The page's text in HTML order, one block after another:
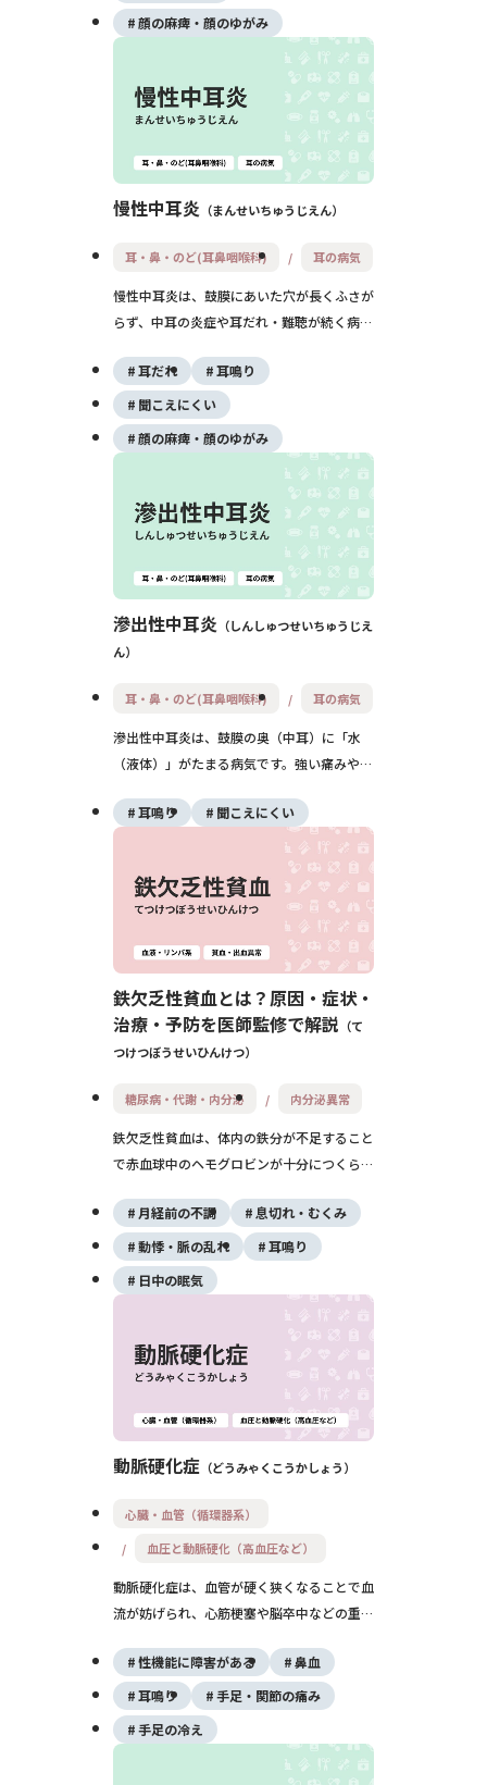
炎など重い合併症につながるため、手術によ
る治療が基本となります。
顔の麻痺・顔のゆがみ
慢性中耳炎 まんせいちゅうじえん
耳・鼻・のど(耳鼻咽喉科) 耳の病気
慢性中耳炎は、鼓膜にあいた穴が長くふさが
らず、中耳の炎症や耳だれ・難聴が続く病気
起こり、放置すると聞こえの低下や合併症の
リスクが高まります。適切な処置と手術治療
で改善が期待できます。
耳だれ
耳鳴り
聞こえにくい
顔の麻痺・顔のゆがみ
滲出性中耳炎
しんしゅつせいちゅうじえ
ん
耳・鼻・のど(耳鼻咽喉科) 耳の病気
滲出性中耳炎は、鼓膜の奥（中耳）に「水
（液体）」がたまる病気です。強い痛みや高
えにくさが続きます。特に子どもに多く、長
引くとことばの発達や学習に影響するため、
早めの受診と経過観察が大切です。
耳鳴り 聞こえにくい
鉄欠乏性貧血とは？原因・症状・
治療・予防を医師監修で解説
て
つけつぼうせいひんけつ
糖尿病・代謝・内分泌 内分泌異常
鉄欠乏性貧血は、体内の鉄分が不足すること
で赤血球中のヘモグロビンが十分につくられ
気です。特に月経のある女性や妊娠中の方に
多くみられますが、男性や高齢者でも消化管
からの出血や病気が原因で発症することがあ
ります。 初期は疲れやすさやだるさなどの
悸や息切れ、めまい、頭痛、爪や髪の変化、
氷を無性に食べたくなる異食症など、さまざ
性貧血は、鉄剤や食事療法によって改善が期
く、背景に子宮筋腫や消化管疾患などが隠れ
が大切です。 この記事では、鉄欠乏性貧血
の原因や症状、診断方法、治療法、予防法、
受診の目安まで詳しく解説します。
月経前の不調
息切れ・むくみ
動悸・脈の乱れ
耳鳴り
日中の眠気
動脈硬化症 どうみゃくこうかしょう
心臓・血管（循環器系）
血圧と動脈硬化（高血圧など）
動脈硬化症は、血管が硬く狭くなることで血
流が妨げられ、心筋梗塞や脳卒中などの重大
生活習慣病であり、早期発見と予防が重要で
す。食事や運動の見直し、必要に応じた薬物
療法が有効です。
性機能に障害がある
鼻血
耳鳴り
手足・関節の痛み
手足の冷え